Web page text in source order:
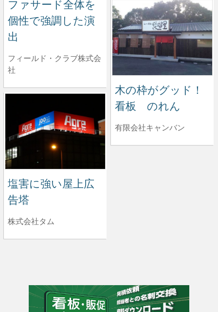
ファサード全体を
個性で強調した演
出
フィールド・クラブ株式会
社
木の枠がグッド！
看板 のれん
有限会社キャンバン
塩害に強い屋上広
告塔
株式会社タム